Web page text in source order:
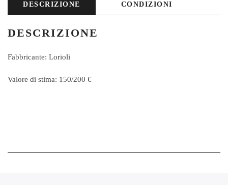
DESCRIZIONE CONDIZIONI
DESCRIZIONE
Fabbricante: Lorioli
Valore di stima: 150/200 €